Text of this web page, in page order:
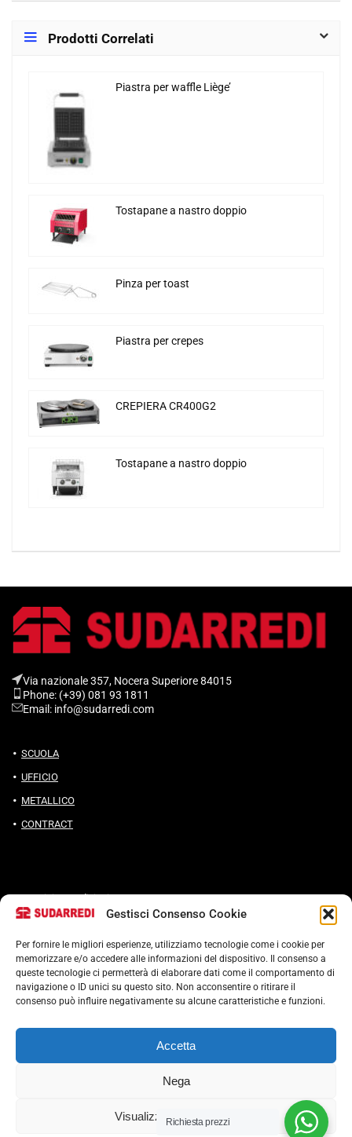
Gestisci Consenso Cookie
Per fornire le migliori esperienze, utilizziamo tecnologie come i cookie per
memorizzare e/o accedere alle informazioni del dispositivo. Il consenso a
queste tecnologie ci permetterà di elaborare dati come il comportamento di
navigazione o ID unici su questo sito. Non acconsentire o ritirare il
consenso può influire negativamente su alcune caratteristiche e funzioni.
Accetta
Nega
Visualizza le preferenze
Prodotti Correlati
Piastra per waffle Liège’
Tostapane a nastro doppio
Pinza per toast
Piastra per crepes
CREPIERA CR400G2
Tostapane a nastro doppio
Via nazionale 357, Nocera Superiore 84015​
Phone: (+39) 081 93 1811
Email: info@sudarredi.com
SCUOLA
UFFICIO
METALLICO
CONTRACT
Termini e condizioni
Cookie Policy (UE)
POLITICA ANTICORRUZIONE 37001
Richiesta prezzi